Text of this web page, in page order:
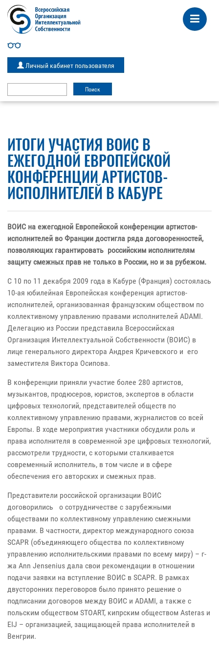
Личный кабинет пользователя
ИТОГИ УЧАСТИЯ ВОИС В
ЕЖЕГОДНОЙ ЕВРОПЕЙСКОЙ
КОНФЕРЕНЦИИ АРТИСТОВ-
ИСПОЛНИТЕЛЕЙ В КАБУРЕ
ВОИС на ежегодной Европейской конференции артистов-
исполнителей во Франции достигла ряда договоренностей,
позволяющих гарантировать российским исполнителям
защиту смежных прав не только в России, но и за рубежом.
С 10 по 11 декабря 2009 года в Кабуре (Франция) состоялась
10-ая юбилейная Европейская конференция артистов-
исполнителей, организованная французским обществом по
коллективному управлению правами исполнителей ADAMI.
Делегацию из России представила Всероссийская
Организация Интеллектуальной Собственности (ВОИС) в
лице генерального директора Андрея Кричевского и его
заместителя Виктора Осипова.
В конференции приняли участие более 280 артистов,
музыкантов, продюсеров, юристов, экспертов в области
цифровых технологий, представителей обществ по
коллективному управлению правами, журналистов со всей
Европы. В ходе мероприятия участники обсудили роль и
права исполнителя в современной эре цифровых технологий,
рассмотрели трудности, с которыми сталкивается
современный исполнитель, в том числе и в сфере
обеспечения его авторских и смежных прав.
Представители российской организации ВОИС
договорились о сотрудничестве с зарубежными
обществами по коллективному управлению смежными
правами. В частности, директор международного союза
SCAPR (объединяющего общества по коллективному
управлению исполнительскими правами по всему миру) – г-
жа Ann Jensenius дала свои рекомендации в отношении
подачи заявки на вступление ВОИС в SCAPR. В рамках
двусторонних переговоров было принято решение о
подписании договоров между ВОИС и ADAMI, а также с
польским обществом STOART, кипрским обществом Asteras и
EIJ – организацией, защищающей права исполнителей в
Венгрии.